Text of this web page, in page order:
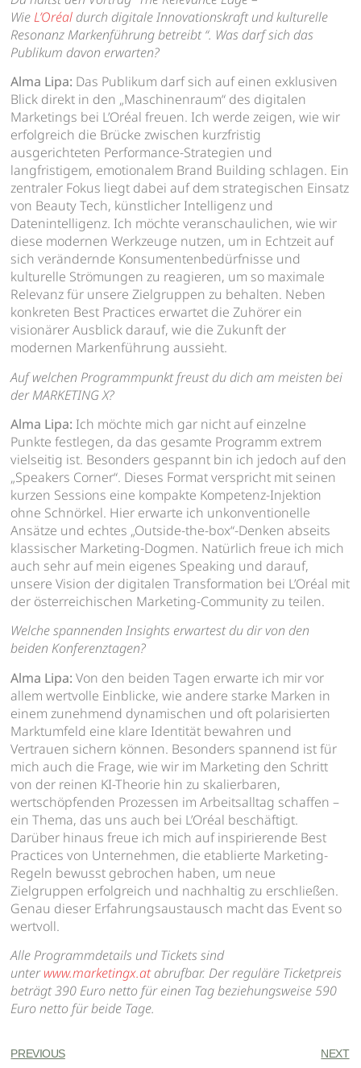
WieL’Oréal durch digitale Innovationskraft und kulturelle
Resonanz Markenführung betreibt “. Was darf sich das
Publikum davon erwarten?
Alma Lipa: Das Publikum darf sich auf einen exklusiven
Blick direkt in den „Maschinenraum“ des digitalen
Marketings bei L’Oréal freuen. Ich werde zeigen, wie wir
erfolgreich die Brücke zwischen kurzfristig
ausgerichteten Performance-Strategien und
langfristigem, emotionalem Brand Building schlagen. Ein
zentraler Fokus liegt dabei auf dem strategischen Einsatz
von Beauty Tech, künstlicher Intelligenz und
Datenintelligenz. Ich möchte veranschaulichen, wie wir
diese modernen Werkzeuge nutzen, um in Echtzeit auf
sich verändernde Konsumentenbedürfnisse und
kulturelle Strömungen zu reagieren, um so maximale
Relevanz für unsere Zielgruppen zu behalten. Neben
konkreten Best Practices erwartet die Zuhörer ein
visionärer Ausblick darauf, wie die Zukunft der
modernen Markenführung aussieht.
Auf welchen Programmpunkt freust du dich am meisten bei
der MARKETING X?
Alma Lipa: Ich möchte mich gar nicht auf einzelne
Punkte festlegen, da das gesamte Programm extrem
vielseitig ist. Besonders gespannt bin ich jedoch auf den
„Speakers Corner“. Dieses Format verspricht mit seinen
kurzen Sessions eine kompakte Kompetenz-Injektion
ohne Schnörkel. Hier erwarte ich unkonventionelle
Ansätze und echtes „Outside-the-box“-Denken abseits
klassischer Marketing-Dogmen. Natürlich freue ich mich
auch sehr auf mein eigenes Speaking und darauf,
unsere Vision der digitalen Transformation bei L’Oréal mit
der österreichischen Marketing-Community zu teilen.
Welche spannenden Insights erwartest du dir von den
beiden Konferenztagen?
Alma Lipa:Von den beiden Tagen erwarte ich mir vor
allem wertvolle Einblicke, wie andere starke Marken in
einem zunehmend dynamischen und oft polarisierten
Marktumfeld eine klare Identität bewahren und
Vertrauen sichern können. Besonders spannend ist für
mich auch die Frage, wie wir im Marketing den Schritt
von der reinen KI-Theorie hin zu skalierbaren,
wertschöpfenden Prozessen im Arbeitsalltag schaffen –
ein Thema, das uns auch bei L’Oréal beschäftigt.
Darüber hinaus freue ich mich auf inspirierende Best
Practices von Unternehmen, die etablierte Marketing-
Regeln bewusst gebrochen haben, um neue
Zielgruppen erfolgreich und nachhaltig zu erschließen.
Genau dieser Erfahrungsaustausch macht das Event so
wertvoll.
Alle Programmdetails und Tickets sind
unterwww.marketingx.atabrufbar. Der reguläre Ticketpreis
beträgt 390 Euro netto für einen Tag beziehungsweise 590
Euro netto für beide Tage.
PREVIOUS NEXT